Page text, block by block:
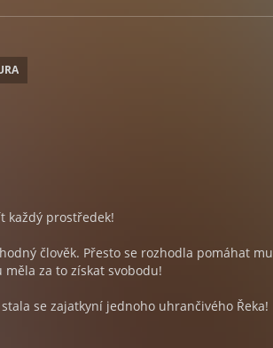
každý prostředek!
člověk. Přesto se rozhodla pomáhat mu
za to získat svobodu!
se zajatkyní jednoho uhrančivého Řeka!